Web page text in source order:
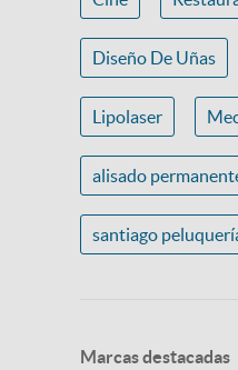
Diseño De Uñas
Lipolaser
alisado
santiago
Marcas destacadas